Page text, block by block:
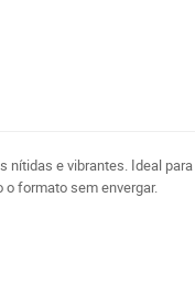
nítidas e vibrantes. Ideal para
o formato sem envergar.